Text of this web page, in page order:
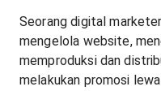
Seorang digital
mengelola website,
memproduksi dan
melakukan promosi